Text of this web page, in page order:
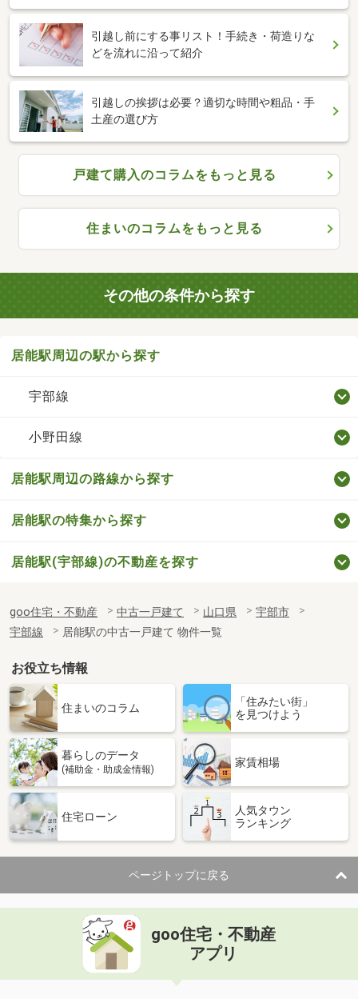
引越し前にする事リスト！手続き・荷造りな
どを流れに沿って紹介
引越しの挨拶は必要？適切な時間や粗品・手
土産の選び方
戸建て購入のコラムをもっと見る
住まいのコラムをもっと見る
その他の条件から探す
居能駅周辺の駅から探す
宇部線
小野田線
居能駅周辺の路線から探す
居能駅の特集から探す
居能駅(宇部線)の不動産を探す
goo住宅・不動産 中古一戸建て 山口県
宇部市
宇部線
居能駅の中古一戸建て 物件一覧
お役立ち情報
住まいのコラム
「住みたい街」
を見つけよう
暮らしのデータ
(補助金・助成金情報)
家賃相場
住宅ローン
人気タウン
ランキング
ページトップに戻る
goo住宅・不動産
アプリ